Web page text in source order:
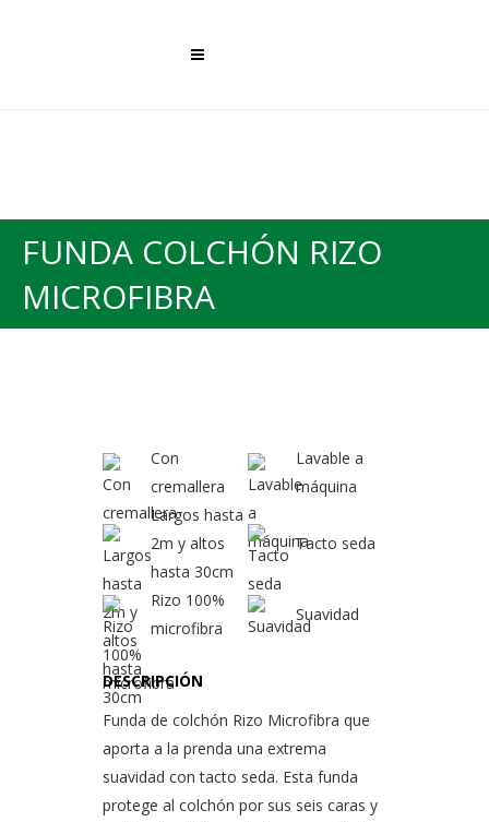
FUNDA COLCHÓN RIZO
MICROFIBRA
Con
cremallera
Lavable a
máquina
Largos hasta
2m y altos
hasta 30cm
Tacto seda
Rizo 100%
microfibra
Suavidad
DESCRIPCIÓN
Funda de colchón Rizo Microfibra que
aporta a la prenda una extrema
suavidad con tacto seda. Esta funda
protege al colchón por sus seis caras y